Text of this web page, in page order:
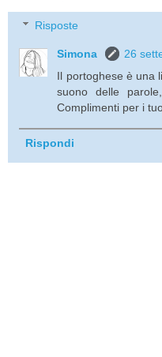
Risposte
Simona
26
Il portoghese è una
suono delle
Complimenti per i
Rispondi